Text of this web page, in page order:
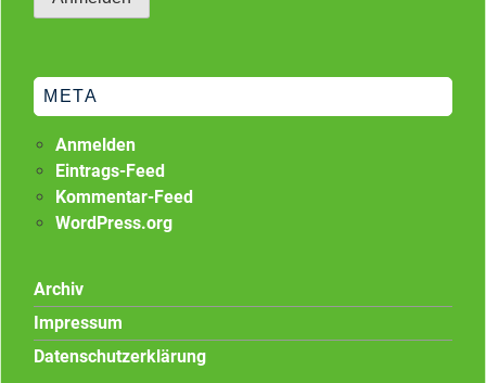
META
Anmelden
Eintrags-Feed
Kommentar-Feed
WordPress.org
Archiv
Impressum
Datenschutzerklärung